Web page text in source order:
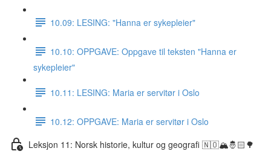
10.09: LESING: "Hanna er sykepleier"
10.10: OPPGAVE: Oppgave til teksten "Hanna er
sykepleier"
10.11: LESING: Maria er servitør i Oslo
10.12: OPPGAVE: Maria er servitør i Oslo
Leksjon 11: Norsk historie, kultur og geografi 🇳🇴🏔🤴🏻🌳